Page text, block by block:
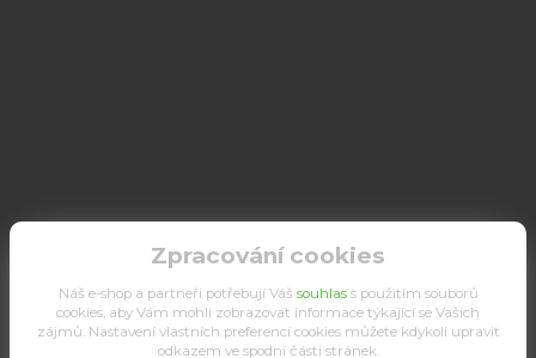
Zpracování cookies
Náš e-shop a partneři potřebují Váš souhlass použitím souborů
cookies, aby Vám mohli zobrazovat informace týkající se Vašich
zájmů. Nastavení vlastních preferencí cookies můžete kdykoli upravit
odkazem ve spodní části stránek.